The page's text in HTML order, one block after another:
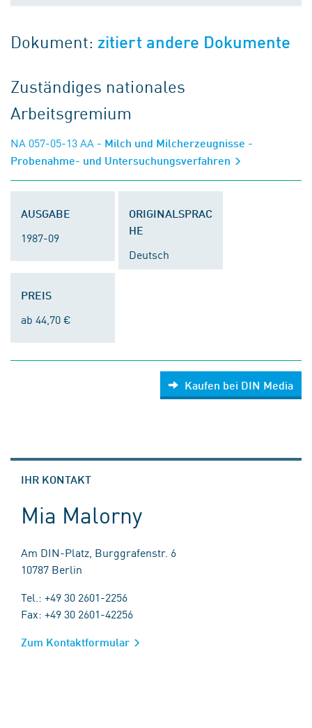
Dokument: zitiert andere Dokumente
Zuständiges nationales
Arbeitsgremium
NA 057-05-13 AA - Milch und Milcherzeugnisse -
Probenahme- und Untersuchungsverfahren
AUSGABE
1987-09
ORIGINALSPRAC
HE
Deutsch
PREIS
ab 44,70 €
Kaufen bei DIN Media
IHR KONTAKT
Mia Malorny
Am DIN-Platz, Burggrafenstr. 6
10787 Berlin
Tel.: +49 30 2601-2256
Fax: +49 30 2601-42256
Zum Kontaktformular